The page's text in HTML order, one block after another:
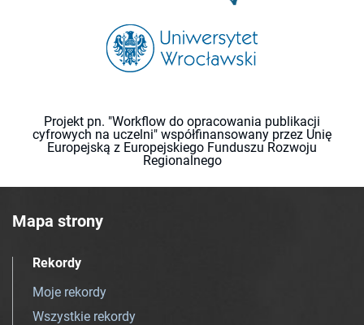
Projekt pn. "Workflow do opracowania publikacji
cyfrowych na uczelni" współfinansowany przez Unię
Europejską z Europejskiego Funduszu Rozwoju
Regionalnego
Mapa strony
Rekordy
Moje rekordy
Wszystkie rekordy